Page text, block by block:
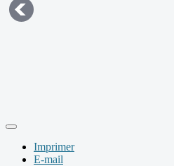
Imprimer
E-mail